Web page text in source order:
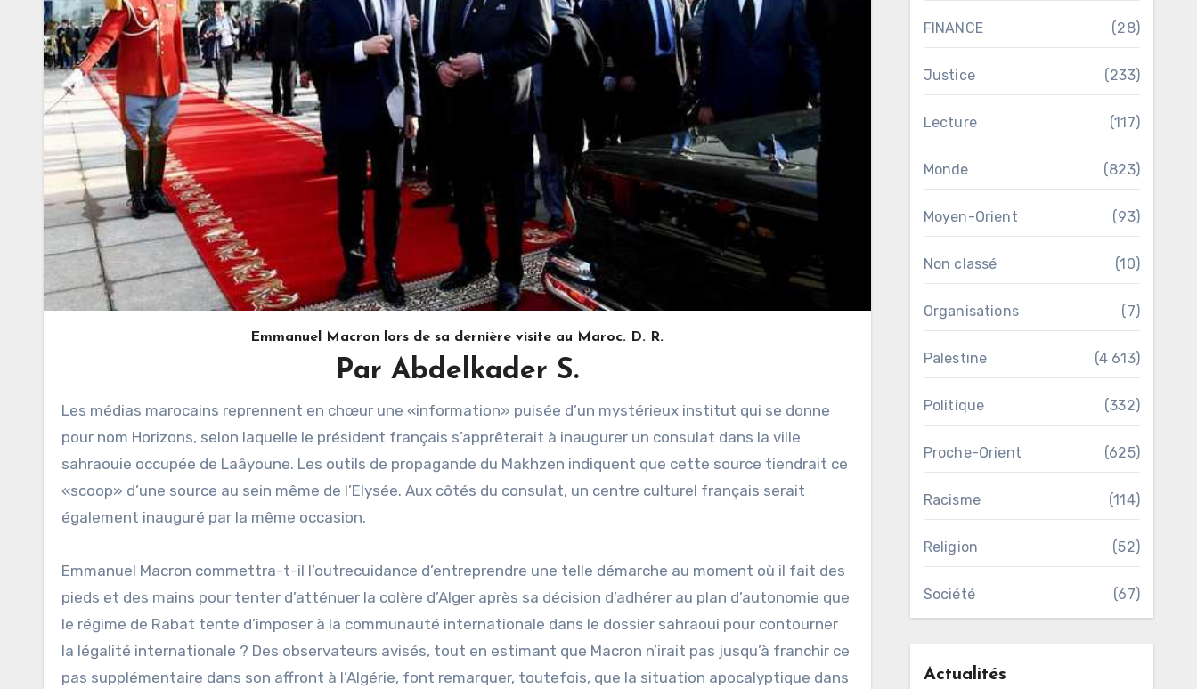
Emmanuel Macron lors de sa dernière visite au Maroc. D. R.
Par Abdelkader S.
Les médias marocains reprennent en chœur une «information» puisée d’un mystérieux institut qui se donne
pour nom Horizons, selon laquelle le président français s’apprêterait à inaugurer un consulat dans la ville
sahraouie occupée de Laâyoune. Les outils de propagande du Makhzen indiquent que cette source tiendrait ce
«scoop» d’une source au sein même de l’Elysée. Aux côtés du consulat, un centre culturel français serait
également inauguré par la même occasion.
Emmanuel Macron commettra-t-il l’outrecuidance d’entreprendre une telle démarche au moment où il fait des
pieds et des mains pour tenter d’atténuer la colère d’Alger après sa décision d’adhérer au plan d’autonomie que
le régime de Rabat tente d’imposer à la communauté internationale dans le dossier sahraoui pour contourner
la légalité internationale ? Des observateurs avisés, tout en estimant que Macron n’irait pas jusqu’à franchir ce
pas supplémentaire dans son affront à l’Algérie, font remarquer, toutefois, que la situation apocalyptique dans
FINANCE (28)
Justice (233)
Lecture (117)
Monde (823)
Moyen-Orient (93)
Non classé (10)
Organisations (7)
Palestine (4 613)
Politique (332)
Proche-Orient (625)
Racisme (114)
Religion (52)
Société (67)
Actualités